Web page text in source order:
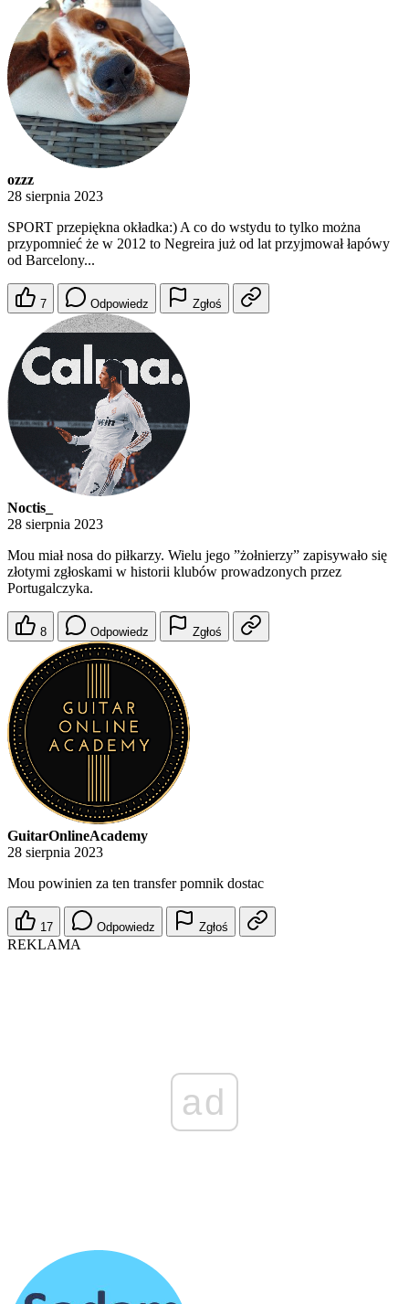
ozzz
28 sierpnia 2023
SPORT przepiękna okładka:) A co do wstydu to tylko można
przypomnieć że w 2012 to Negreira już od lat przyjmował łapówy
od Barcelony...
7 Odpowiedz Zgłoś
Noctis_
28 sierpnia 2023
Mou miał nosa do piłkarzy. Wielu jego ”żołnierzy” zapisywało się
złotymi zgłoskami w historii klubów prowadzonych przez
Portugalczyka.
8 Odpowiedz Zgłoś
GuitarOnlineAcademy
28 sierpnia 2023
Mou powinien za ten transfer pomnik dostac
17 Odpowiedz Zgłoś
REKLAMA
ad